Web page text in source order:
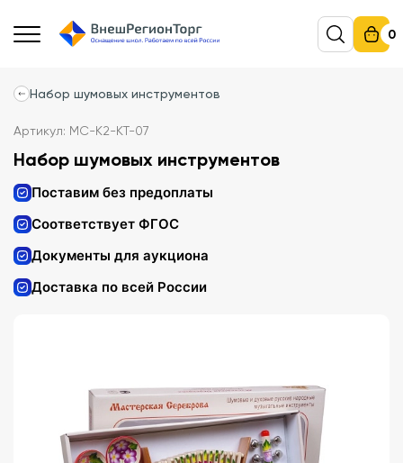
0
Набор шумовых инструментов
Артикул: МС-К2-КТ-07
Набор шумовых инструментов
Поставим без предоплаты
Соответствует ФГОС
Документы для аукциона
Доставка по всей России